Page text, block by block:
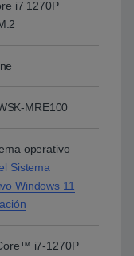
i7 1270P
MRE100
operativo
Sistema
Windows 11
i7-1270P